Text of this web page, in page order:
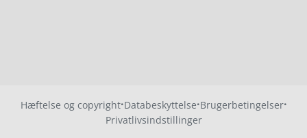
Hæftelse og copyright·Databeskyttelse·Brugerbetingelser·
Privatlivsindstillinger